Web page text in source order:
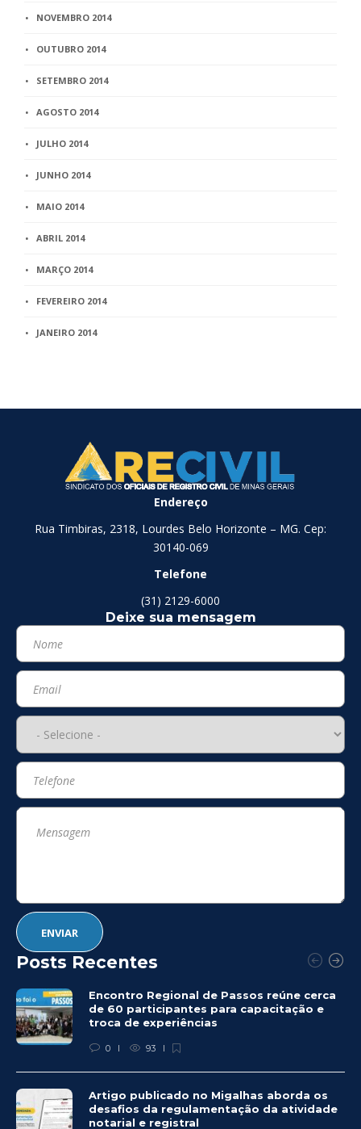
NOVEMBRO 2014
OUTUBRO 2014
SETEMBRO 2014
AGOSTO 2014
JULHO 2014
JUNHO 2014
MAIO 2014
ABRIL 2014
MARÇO 2014
FEVEREIRO 2014
JANEIRO 2014
Endereço
Rua Timbiras, 2318, Lourdes Belo Horizonte – MG. Cep:
30140-069
Telefone
(31) 2129-6000
Deixe sua mensagem
Posts Recentes
Encontro Regional de Passos reúne cerca
de 60 participantes para capacitação e
troca de experiências
0 93
Artigo publicado no Migalhas aborda os
desafios da regulamentação da atividade
notarial e registral